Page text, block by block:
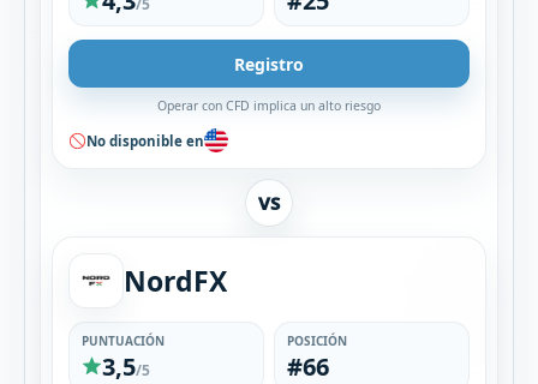
/5
Registro
Operar con CFD implica un alto riesgo
No disponible en
VS
NordFX
PUNTUACIÓN
3,5/5
POSICIÓN
#66